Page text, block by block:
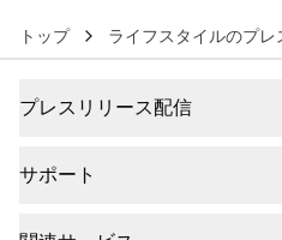
トップ ライフスタイルのプ
プレスリリース配信
サポート